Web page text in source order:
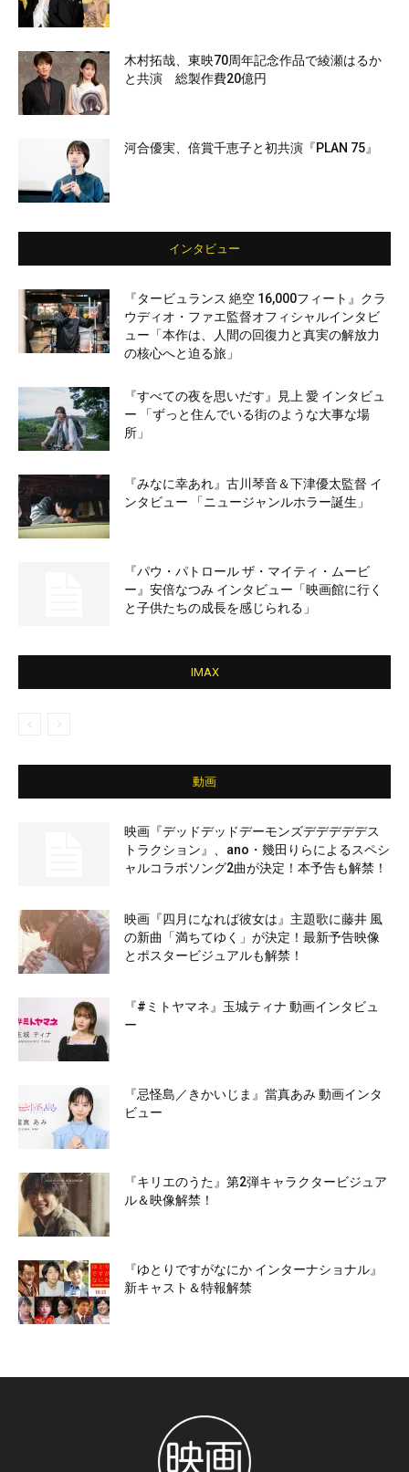
木村拓哉、東映70周年記念作品で綾瀬はるか
と共演 総製作費20億円
河合優実、倍賞千恵子と初共演『PLAN 75』
インタビュー
『タービュランス 絶空 16,000フィート』クラ
ウディオ・ファエ監督オフィシャルインタビ
ュー「本作は、人間の回復力と真実の解放力
の核心へと迫る旅」
『すべての夜を思いだす』見上 愛 インタビュ
ー 「ずっと住んでいる街のような大事な場
所」
『みなに幸あれ』古川琴音＆下津優太監督 イ
ンタビュー 「ニュージャンルホラー誕生」
『パウ・パトロール ザ・マイティ・ムービ
ー』安倍なつみ インタビュー「映画館に行く
と子供たちの成長を感じられる」
IMAX
動画
映画『デッドデッドデーモンズデデデデデス
トラクション』、ano・幾田りらによるスペシ
ャルコラボソング2曲が決定！本予告も解禁！
映画『四月になれば彼女は』主題歌に藤井 風
の新曲「満ちてゆく」が決定！最新予告映像
とポスタービジュアルも解禁！
『#ミトヤマネ』玉城ティナ 動画インタビュ
ー
『忌怪島／きかいじま』當真あみ 動画インタ
ビュー
『キリエのうた』第2弾キャラクタービジュア
ル＆映像解禁！
『ゆとりですがなにか インターナショナル』
新キャスト＆特報解禁